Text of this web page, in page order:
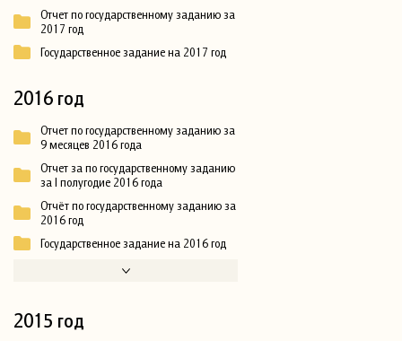
Отчет по государственному заданию за
2017 год
Государственное задание на 2017 год
2016 год
Отчет по государственному заданию за
9 месяцев 2016 года
Отчет за по государственному заданию
за I полугодие 2016 года
Отчёт по государственному заданию за
2016 год
Государственное задание на 2016 год
2015 год